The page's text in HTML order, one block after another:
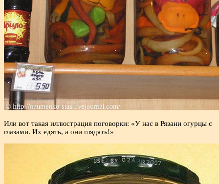
Или вот такая иллюстрация поговорки: «У нас в Рязани огурцы с
глазами. Их едять, а они глядять!»